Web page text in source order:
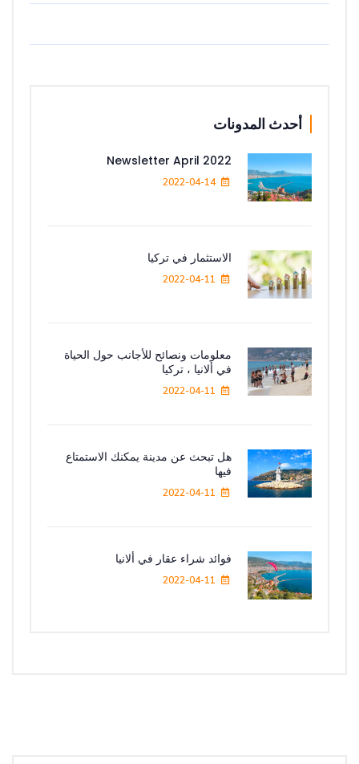
أحدث المدونات
Newsletter April 2022
2022-04-14
الاستثمار في تركيا
2022-04-11
معلومات ونصائح للأجانب حول الحياة
في ألانيا ، تركيا
2022-04-11
هل تبحث عن مدينة يمكنك الاستمتاع
فيها
2022-04-11
فوائد شراء عقار في ألانيا
2022-04-11